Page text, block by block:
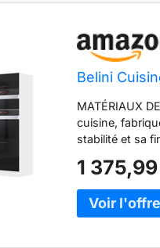
Belini
MATÉRIAUX
cuisine,
stabilité et sa
montage,
configuration.
modernes de
Close,
1